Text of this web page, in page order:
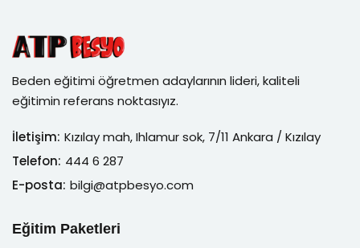
Beden eğitimi öğretmen adaylarının lideri, kaliteli
eğitimin referans noktasıyız.
İletişim: Kızılay mah, Ihlamur sok, 7/11 Ankara / Kızılay
Telefon: 444 6 287
E-posta: bilgi@atpbesyo.com
Eğitim Paketleri